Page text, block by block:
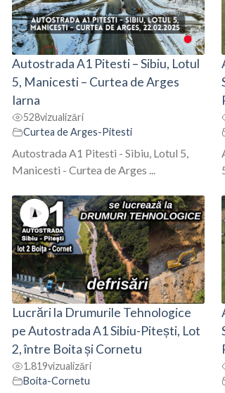
Autostrada A1 Pitesti – Sibiu, Lotul
5, Manicesti – Curtea de Arges
Iarna
528vizualizări
Curtea de Arges-Pitesti
Autostrada A1 Pitesti - Sibiu, Lotul 5,
Manicesti - Curtea de Arges ...
Lucrări la Drumurile Tehnologice
pe Autostrada A1 Sibiu-Pitești, Lot
2, între Boita și Cornetu
1.819vizualizări
Boita-Cornetu